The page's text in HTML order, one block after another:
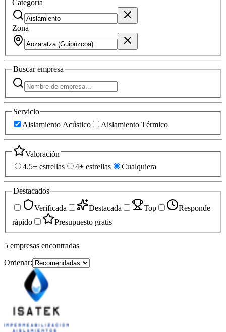
Categoría
Zona
Buscarempresa
Servicio
Aislamiento Acústico
Aislamiento Térmico
Valoración
4.5+ estrellas
4+ estrellas Cualquiera
Destacados
Verificada
Destacada Top
Responde
rápido
Presupuesto gratis
5 empresas encontradas
Ordenar: